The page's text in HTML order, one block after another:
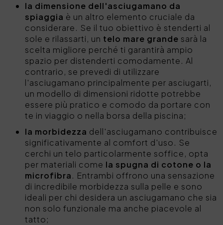
la dimensione dell'asciugamano da
spiaggia è un altro elemento cruciale da
considerare. Se il tuo obiettivo è stenderti al
sole e rilassarti, un telo mare grande sarà la
scelta migliore perché ti garantirà ampio
spazio per distenderti comodamente. Al
contrario, se prevedi di utilizzare
l'asciugamano principalmente per asciugarti,
un modello di dimensioni ridotte potrebbe
essere più pratico e comodo da portare con
te in viaggio o nella borsa della piscina;
la morbidezza dell'asciugamano contribuisce
significativamente al comfort d'uso. Se
cerchi un telo particolarmente soffice, opta
per materiali come la spugna di cotone o la
microfibra. Entrambi offrono una sensazione
di incredibile morbidezza sulla pelle e sono
ideali per chi desidera un asciugamano che sia
non solo funzionale ma anche piacevole al
tatto;